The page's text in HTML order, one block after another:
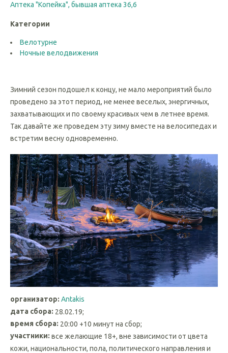
Аптека "Копейка", бывшая аптека 36,6
Категории
Велотурне
Ночные велодвижения
Зимний сезон подошел к концу, не мало мероприятий было
проведено за этот период, не менее веселых, энергичных,
захватывающих и по своему красивых чем в летнее время.
Так давайте же проведем эту зиму вместе на велосипедах и
встретим весну одновременно.
организатор: Antakis
дата сбора: 28.02.19;
время сбора: 20:00 +10 минут на сбор;
участники: все желающие 18+, вне зависимости от цвета
кожи, национальности, пола, политического направления и